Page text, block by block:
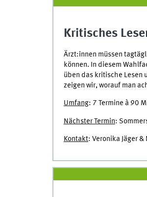
Kritisches
Ärzt:innen müssen
können. In diesem
üben das kritische Lesen
zeigen wir, worauf man
Umfang: 7 Termine à 90
Nächster Termin:
Kontakt: Veronika Jäger &